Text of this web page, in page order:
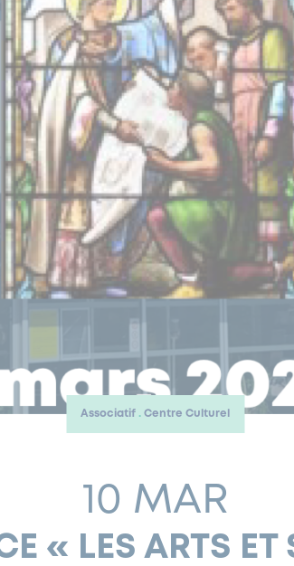
Associatif Centre Culturel
10 MAR
« LES ARTS